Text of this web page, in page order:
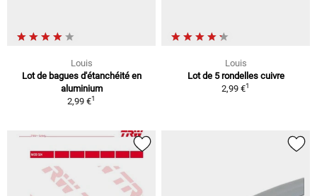
Louis
Lot de bagues d'étanchéité en
aluminium
2,99 €1
Louis
Lot de 5 rondelles cuivre
2,99 €1